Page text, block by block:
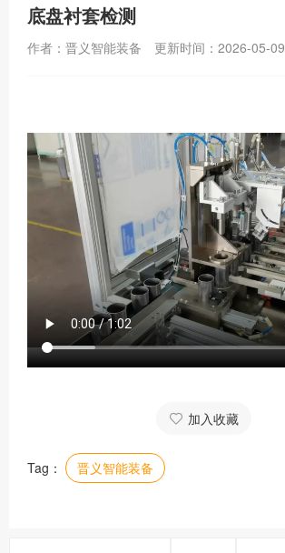
底盘衬套检测
作者：晋义智能装备 更新时间：2026-05-09
加入收藏
Tag： 晋义智能装备